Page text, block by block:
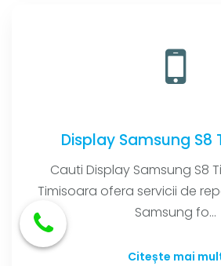
Display Samsung S8
Cauti Display Samsung S8
Timisoara ofera servicii de
Samsung fo...
Citește mai